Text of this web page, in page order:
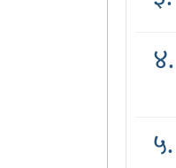
४.
५.